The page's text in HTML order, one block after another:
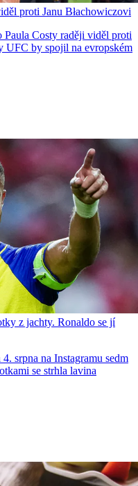
proti Janu Błachowiczovi
Costy raději viděl proti
UFC by spojil na evropském
z jachty. Ronaldo se jí
srpna na Instagramu sedm
se strhla lavina